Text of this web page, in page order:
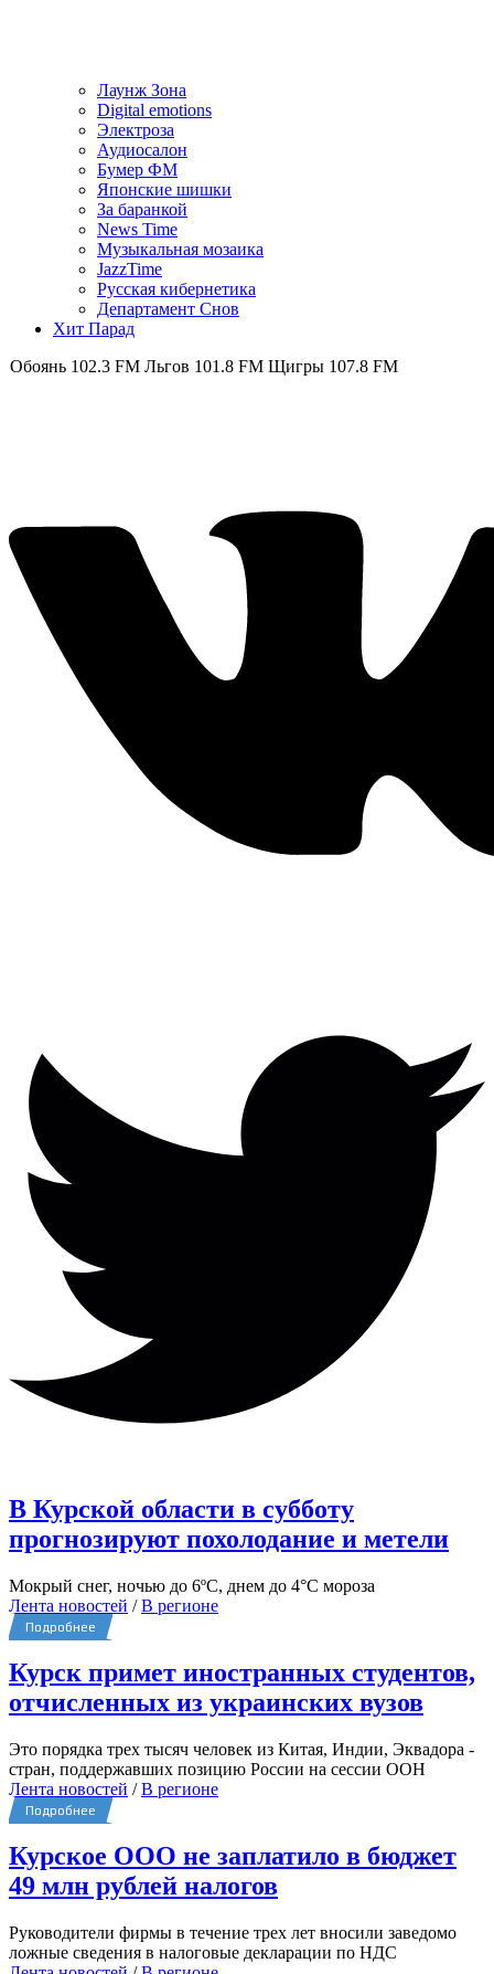
Лаунж Зона
Digital emotions
Электроза
Аудиосалон
Бумер ФМ
Японскиe шишки
За баранкой
News Time
Музыкальная мозаика
JazzTime
Русская кибернетика
Департамент Снов
Хит Парад
FM Льгов 101.8 FM Щигры 107.8 FM
В Курской области в субботу
прогнозируют похолодание и метели
Мокрый снег, ночью до 6ºС, днем до 4°С мороза
Лента новостей /В регионе
Подробнее
Курск примет иностранных студентов,
отчисленных из украинских вузов
Это порядка трех тысяч человек из Китая, Индии, Эквадора -
стран, поддержавших позицию России на сессии ООН
Лента новостей /В регионе
Подробнее
Курское ООО не заплатило в бюджет
49 млн рублей налогов
Руководители фирмы в течение трех лет вносили заведомо
ложные сведения в налоговые декларации по НДС